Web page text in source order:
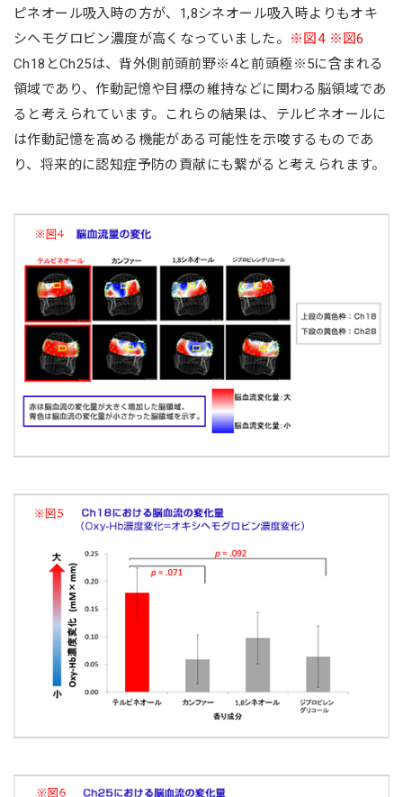
ピネオール吸入時の方が、1,8シネオール吸入時よりもオキ
シヘモグロビン濃度が高くなっていました。 ※図4 ※図6
Ch18とCh25は、背外側前頭前野※4と前頭極※5に含まれる
領域であり、作動記憶や目標の維持などに関わる脳領域であ
ると考えられています。これらの結果は、テルピネオールに
は作動記憶を高める機能がある可能性を示唆するものであ
り、将来的に認知症予防の貢献にも繋がると考えられます。